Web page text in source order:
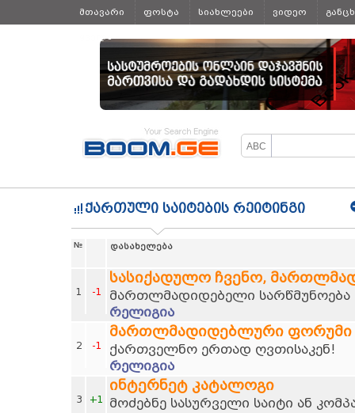
მთავარი ფოსტა სიახლეები ვიდეო
ყველა
ქართული საიტების რეიტინგი
№ დასახელება
1 -1
სასიქადულო ჩვენო,
მართლმადიდებელი სარწმუნოება
რელიგია
2 -1
მართლმადიდებლური ფორუმი
ქართველნო ერთად ღვთისაკენ!
რელიგია
3 +1
ინტერნეტ კატალოგი
მოძებნე სასურველი საიტი ან